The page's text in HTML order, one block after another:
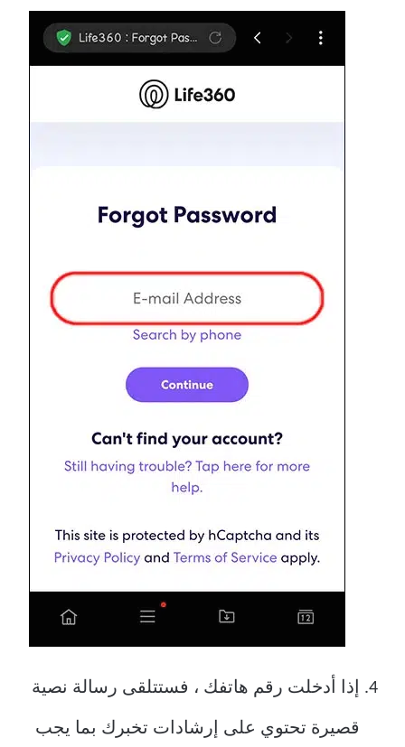
إذا أدخلت رقم هاتفك ، فستتلقى رسالة نصية
قصيرة تحتوي على إرشادات تخبرك بما يجب